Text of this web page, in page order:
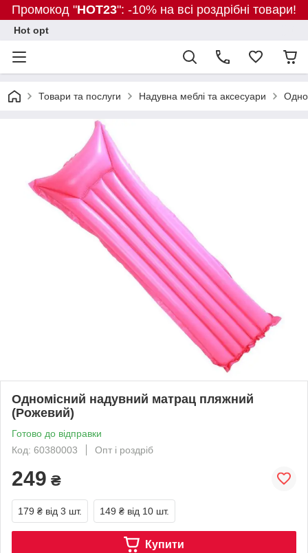
Промокод "HOT23": -10% на всі роздрібні товари!
Hot opt
Товари та послуги Надувна меблі та аксесуари
Одномісний надувний матрац пляжний
(Рожевий)
Готово до відправки
Код: 60380003
Опт і роздріб
249 ₴
179 ₴ від 3 шт. 149 ₴ від 10 шт.
Купити